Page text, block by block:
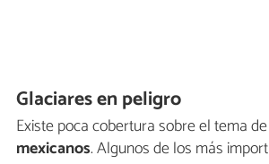
Glaciares en peligro
Existe poca cobertura sobre el tema
mexicanos. Algunos de los más